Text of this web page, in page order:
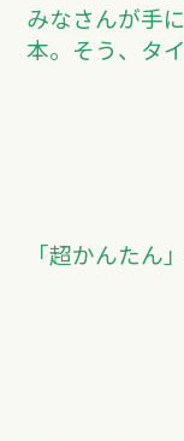
みなさんが手
本。そう、タ
「超かんたん